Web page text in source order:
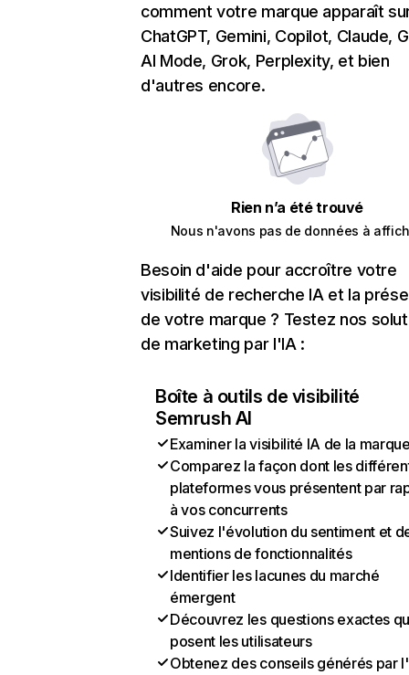
comment votre marque apparaît
ChatGPT, Gemini, Copilot, Claude,
AI Mode, Grok, Perplexity, et bien
d'autres encore.
Rien n’a été trouvé
Nous n'avons pas de données à
Besoin d'aide pour accroître votre
visibilité de recherche IA et la
de votre marque ? Testez nos
de marketing par l'IA :
Boîte à outils de visibilité
Semrush AI
Examiner la visibilité IA de la
Comparez la façon dont les
plateformes vous présentent par
à vos concurrents
Suivez l'évolution du sentiment et
mentions de fonctionnalités
Identifier les lacunes du marché
émergent
Découvrez les questions exactes
posent les utilisateurs
Obtenez des conseils générés par